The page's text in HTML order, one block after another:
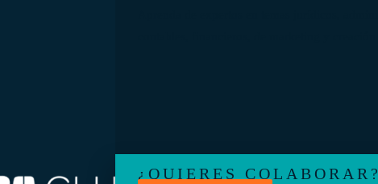
¿QUIERES COLABORAR?